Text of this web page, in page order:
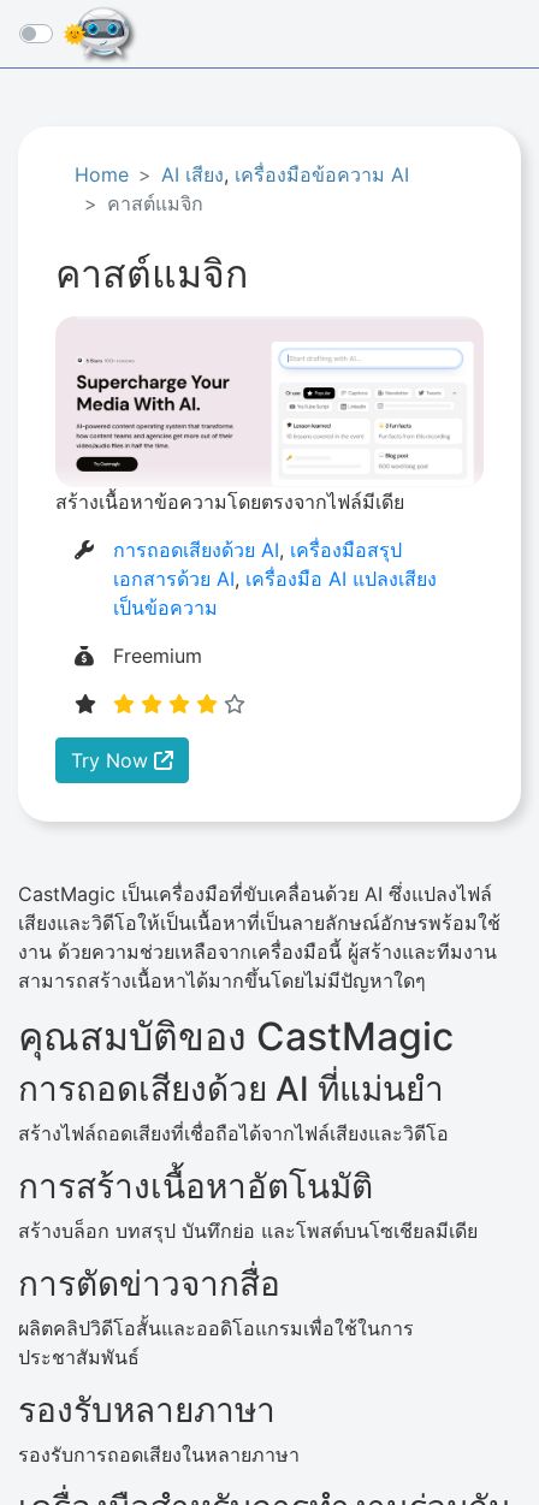
☰
Home AI เสียง, เครื่องมือข้อความ AI
คาสต์แมจิก
คาสต์แมจิก
สร้างเนื้อหาข้อความโดยตรงจากไฟล์มีเดีย
การถอดเสียงด้วย AI, เครื่องมือสรุป
เอกสารด้วย AI, เครื่องมือ AI แปลงเสียง
เป็นข้อความ
Freemium
Try Now
CastMagic​‍​‌‍​‍‌ เป็นเครื่องมือที่ขับเคลื่อนด้วย AI ซึ่งแปลงไฟล์
เสียงและวิดีโอให้เป็นเนื้อหาที่เป็นลายลักษณ์อักษรพร้อมใช้
งาน ด้วยความช่วยเหลือจากเครื่องมือนี้ ผู้สร้างและทีมงาน
สามารถสร้างเนื้อหาได้มากขึ้นโดยไม่มีปัญหาใดๆ
คุณสมบัติของ CastMagic
การถอดเสียงด้วย AI ที่แม่นยำ
สร้างไฟล์ถอดเสียงที่เชื่อถือได้จากไฟล์เสียงและวิดีโอ
การสร้างเนื้อหาอัตโนมัติ
สร้างบล็อก บทสรุป บันทึกย่อ และโพสต์บนโซเชียลมีเดีย
การตัดข่าวจากสื่อ
ผลิตคลิปวิดีโอสั้นและออดิโอแกรมเพื่อใช้ในการ
ประชาสัมพันธ์
รองรับหลายภาษา
รองรับการถอดเสียงในหลายภาษา